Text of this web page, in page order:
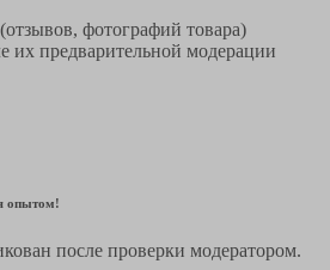
фотографий товара)
их предварительной модерации
опытом!
после проверки модератором.